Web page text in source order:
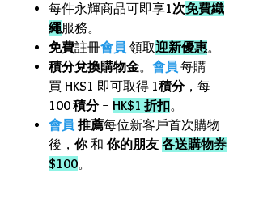
每件永輝商品可即享1次免費織
繩服務。
免費註冊會員 領取迎新優惠。
積分兌換購物金。 會員 每購
買 HK$1 即可取得 1積分，每
100 積分= HK$1 折扣。
會員 推薦每位新客戶首次購物
後， 你和 你的朋友 各送購物券
$100。